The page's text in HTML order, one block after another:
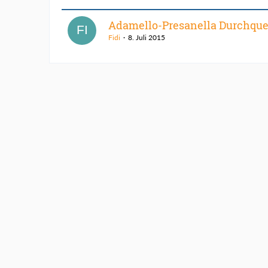
Adamello-Presanella
Fidi 8. Juli 2015